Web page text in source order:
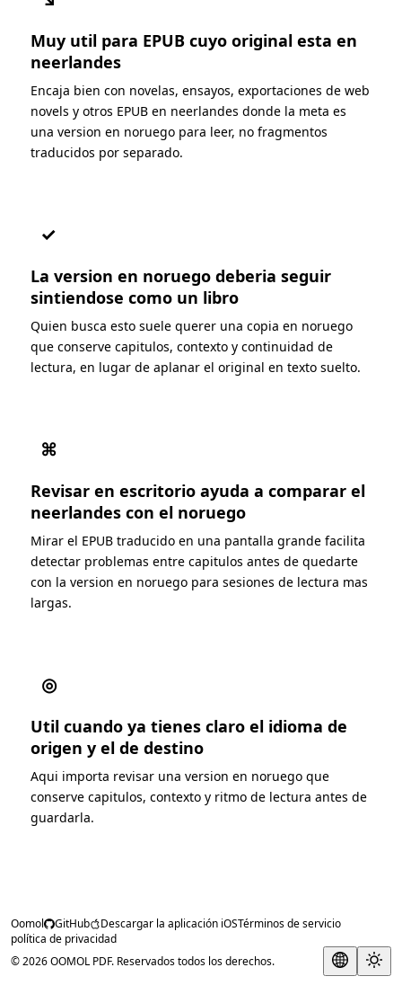
Muy util para EPUB cuyo original esta en
neerlandes
Encaja bien con novelas, ensayos, exportaciones de web
novels y otros EPUB en neerlandes donde la meta es
una version en noruego para leer, no fragmentos
traducidos por separado.
✓
La version en noruego deberia seguir
sintiendose como un libro
Quien busca esto suele querer una copia en noruego
que conserve capitulos, contexto y continuidad de
lectura, en lugar de aplanar el original en texto suelto.
⌘
Revisar en escritorio ayuda a comparar el
neerlandes con el noruego
Mirar el EPUB traducido en una pantalla grande facilita
detectar problemas entre capitulos antes de quedarte
con la version en noruego para sesiones de lectura mas
largas.
◎
Util cuando ya tienes claro el idioma de
origen y el de destino
Aqui importa revisar una version en noruego que
conserve capitulos, contexto y ritmo de lectura antes de
guardarla.
Oomol GitHub Descargar la aplicación iOSTérminos de servicio
política de privacidad
© 2026 OOMOL PDF. Reservados todos los derechos.